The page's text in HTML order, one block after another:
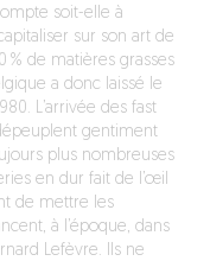
soit-elle à
sur son art de
% de matières grasses
a donc laissé le
L’arrivée des fast
gentiment
plus nombreuses
en dur fait de l’œil
de mettre les
à l’époque, dans
Lefèvre. Ils ne